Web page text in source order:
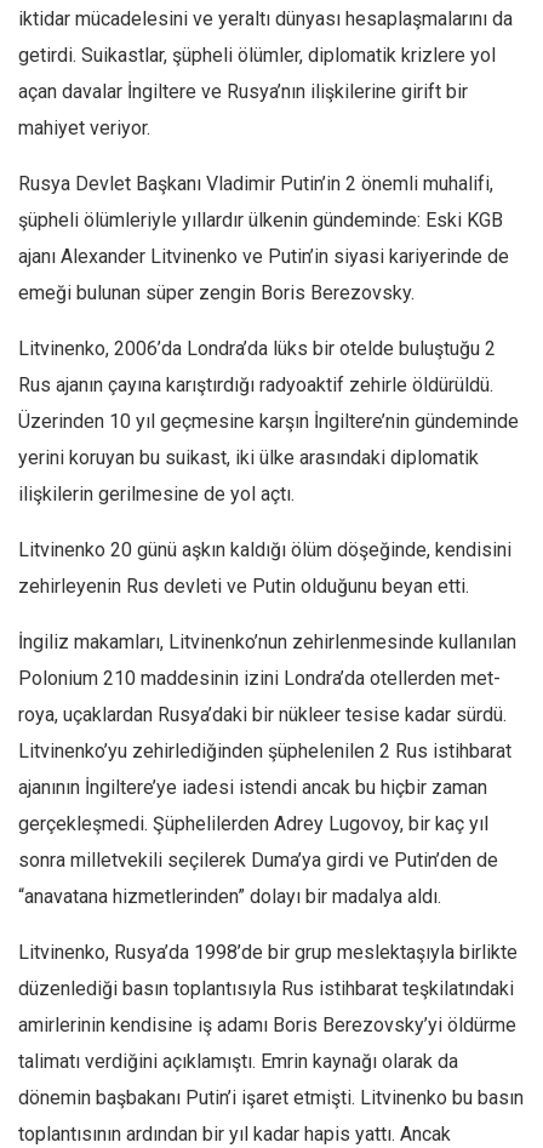
iktidar mü­cadelesini ve yeraltı dün­yası hesaplaşmalarını da
getirdi. Suikastlar, şüpheli ölümler, diplomatik krizle­re yol
açan davalar İngilte­re ve Rusya’nın ilişkilerine girift bir
mahiyet veriyor.
Rusya Devlet Başkanı Vladimir Putin’in 2 önemli muhalifi,
şüpheli ölümle­riyle yıllardır ülkenin gün­deminde: Eski KGB
ajanı Alexander Litvinenko ve Putin’in siyasi kariyerinde de
emeği bulunan süper zengin Boris Berezovsky.
Litvinenko, 2006’da Londra’da lüks bir otelde buluştuğu 2
Rus ajanın ça­yına karıştırdığı radyoaktif zehirle öldürüldü.
Üze­rinden 10 yıl geçmesine karşın İngiltere’nin günde­minde
yerini koruyan bu suikast, iki ülke arasındaki diplomatik
ilişkilerin geril­mesine de yol açtı.
Litvinenko 20 günü aşkın kaldığı ölüm döşe­ğinde, kendisini
zehirleye­nin Rus devleti ve Putin olduğunu beyan etti.
İngiliz makamları, Litvinenko’nun zehirlen­mesinde kullanılan
Polo­nium 210 maddesinin izini Londra’da otellerden met­
roya, uçaklardan Rusya’da­ki bir nükleer tesise kadar sürdü.
Litvinenko’yu zehir­lediğinden şüphelenilen 2 Rus istihbarat
ajanının İngiltere’ye iadesi istendi ancak bu hiçbir zaman
gerçekleşmedi. Şüpheli­lerden Adrey Lugovoy, bir kaç yıl
sonra milletvekili seçilerek Duma’ya girdi ve Putin’den de
“anavatana hizmetlerinden” dolayı bir madalya aldı.
Litvinenko, Rusya’da 1998’de bir grup meslekta­şıyla birlikte
düzenlediği basın toplantısıyla Rus istihbarat teşkilatındaki
amirlerinin kendisine iş adamı Boris Berezovsky’yi öldürme
talimatı verdiğini açıklamıştı. Emrin kaynağı olarak da
dönemin başba­kanı Putin’i işaret etmişti. Litvinenko bu basın
top­lantısının ardından bir yıl kadar hapis yattı. Ancak